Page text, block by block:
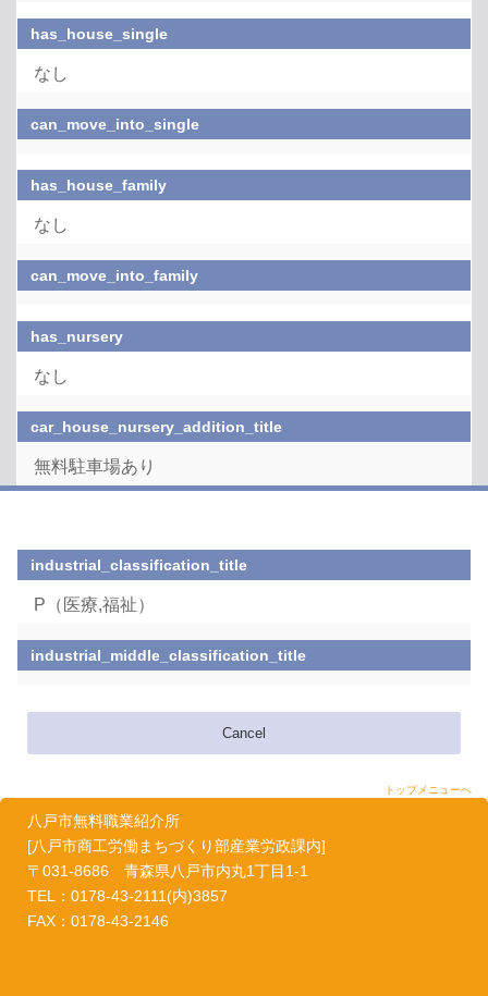
has_house_single
なし
can_move_into_single
has_house_family
なし
can_move_into_family
has_nursery
なし
car_house_nursery_addition_title
無料駐車場あり
industrial_classification_title
P（医療,福祉）
industrial_middle_classification_title
Cancel
トップメニューへ
八戸市無料職業紹介所
[八戸市商工労働まちづくり部産業労政課内]
〒031-8686 青森県八戸市内丸1丁目1-1
TEL：0178-43-2111(内)3857
FAX：0178-43-2146